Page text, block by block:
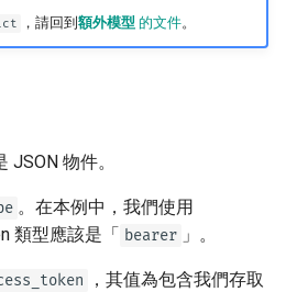
，請回到 額外模型 的文件。
JSON 物件。
。在本例中，我們使用
類型應該是「
bearer 」。
，其值為包含我們存取